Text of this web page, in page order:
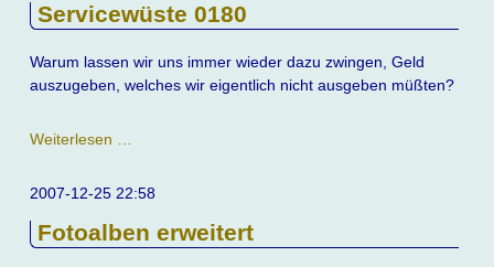
Servicewüste 0180
Warum lassen wir uns immer wieder dazu zwingen, Geld
auszugeben, welches wir eigentlich nicht ausgeben müßten?
Weiterlesen …
2007-12-25 22:58
Fotoalben erweitert